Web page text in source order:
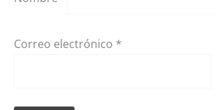
Correo electrónico *